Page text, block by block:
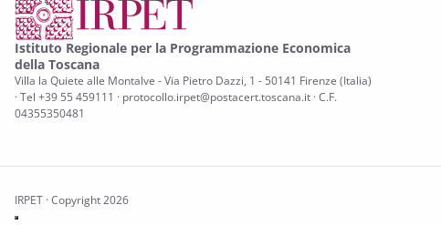
Istituto Regionale per la Programmazione Economica
della Toscana
Villa la Quiete alle Montalve - Via Pietro Dazzi, 1 - 50141 Firenze (Italia)
· Tel +39 55 459111 · protocollo.irpet@postacert.toscana.it · C.F.
04355350481
IRPET · Copyright 2026